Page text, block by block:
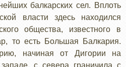
балкарских сел. Вплоть
власти здесь находился
общества, известного в
то есть Большая Балкария.
начиная от Дигории на
с севера граничила с